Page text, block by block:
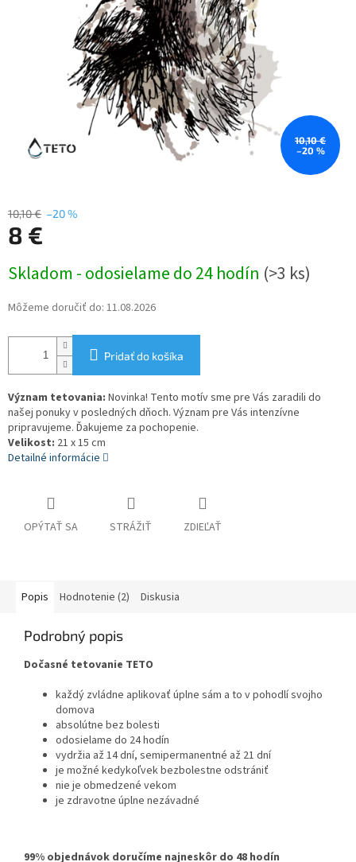
10,10 €
–20 %
10,10 € –20 %
8 €
cena:
Skladom - odosielame do 24 hodín (>3 ks)
Môžeme doručiť do: 11.08.2026
Pridať do košíka
Význam tetovania: Novinka! Tento motív sme pre Vás zaradili do
našej ponuky v posledných dňoch. Význam pre Vás intenzívne
pripravujeme. Ďakujeme za pochopenie.
Velikost: 21 x 15 cm
Detailné informácie
OPÝTAŤ SA STRÁŽIŤ ZDIEĽAŤ
Popis Hodnotenie (2) Diskusia
Podrobný popis
Dočasné tetovanie TETO
každý zvládne aplikovať úplne sám a to v pohodlí svojho
domova
absolútne bez bolesti
odosielame do 24 hodín
vydržia až 14 dní, semipermanentné až 21 dní
je možné kedykoľvek bezbolestne odstrániť
nie je obmedzené vekom
je zdravotne úplne nezávadné
99% objednávok doručíme najneskôr do 48 hodín